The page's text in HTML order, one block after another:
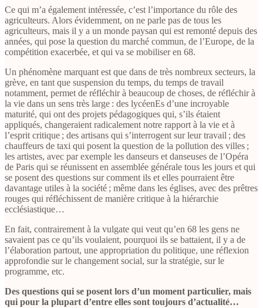
Ce qui m’a également intéressée, c’est l’importance du rôle des
agriculteurs. Alors évidemment, on ne parle pas de tous les
agriculteurs, mais il y a un monde paysan qui est remonté depuis des
années, qui pose la question du marché commun, de l’Europe, de la
compétition exacerbée, et qui va se mobiliser en 68.
Un phénomène marquant est que dans de très nombreux secteurs, la
grève, en tant que suspension du temps, du temps de travail
notamment, permet de réfléchir à beaucoup de choses, de réfléchir à
la vie dans un sens très large : des lycéenEs d’une incroyable
maturité, qui ont des projets pédagogiques qui, s’ils étaient
appliqués, changeraient radicalement notre rapport à la vie et à
l’esprit critique ; des artisans qui s’interrogent sur leur travail ; des
chauffeurs de taxi qui posent la question de la pollution des villes ;
les artistes, avec par exemple les danseurs et danseuses de l’Opéra
de Paris qui se réunissent en assemblée générale tous les jours et qui
se posent des questions sur comment ils et elles pourraient être
davantage utiles à la société ; même dans les églises, avec des prêtres
rouges qui réfléchissent de manière critique à la hiérarchie
ecclésiastique…
En fait, contrairement à la vulgate qui veut qu’en 68 les gens ne
savaient pas ce qu’ils voulaient, pourquoi ils se battaient, il y a de
l’élaboration partout, une appropriation du politique, une réflexion
approfondie sur le changement social, sur la stratégie, sur le
programme, etc.
Des questions qui se posent lors d’un moment particulier, mais
qui pour la plupart d’entre elles sont toujours d’actualité…